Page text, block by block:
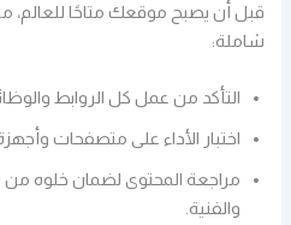
قبل أن يصبح موقعك متاحًا للعالم،
شاملة:
التأكد من عمل كل الروابط
اختبار الأداء على متصفحات
مراجعة المحتوى لضمان خلوه من
والفنية.